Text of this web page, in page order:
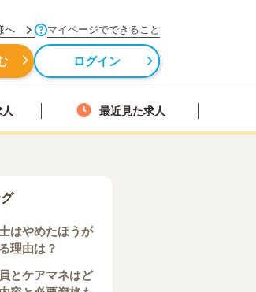
へ マイページでできること
ログイン
最近見た求人
はやめたほうが
理由は？
とケアマネはど